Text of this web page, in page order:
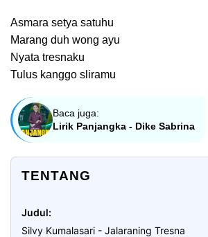
Asmara setya satuhu
Marang duh wong ayu
Nyata tresnaku
Tulus kanggo sliramu
Baca juga:
Lirik Panjangka - Dike Sabrina
TENTANG
Judul
Silvy Kumalasari - Jalaraning Tresna